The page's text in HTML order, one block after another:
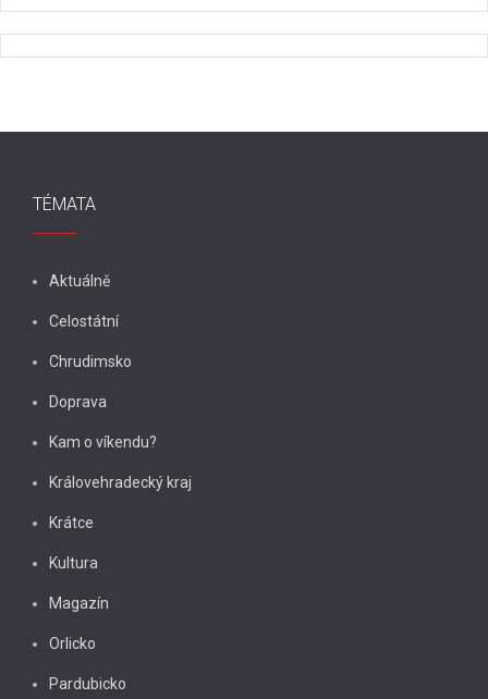
TÉMATA
Aktuálně
Celostátní
Chrudimsko
Doprava
Kam o víkendu?
Královehradecký kraj
Krátce
Kultura
Magazín
Orlicko
Pardubicko